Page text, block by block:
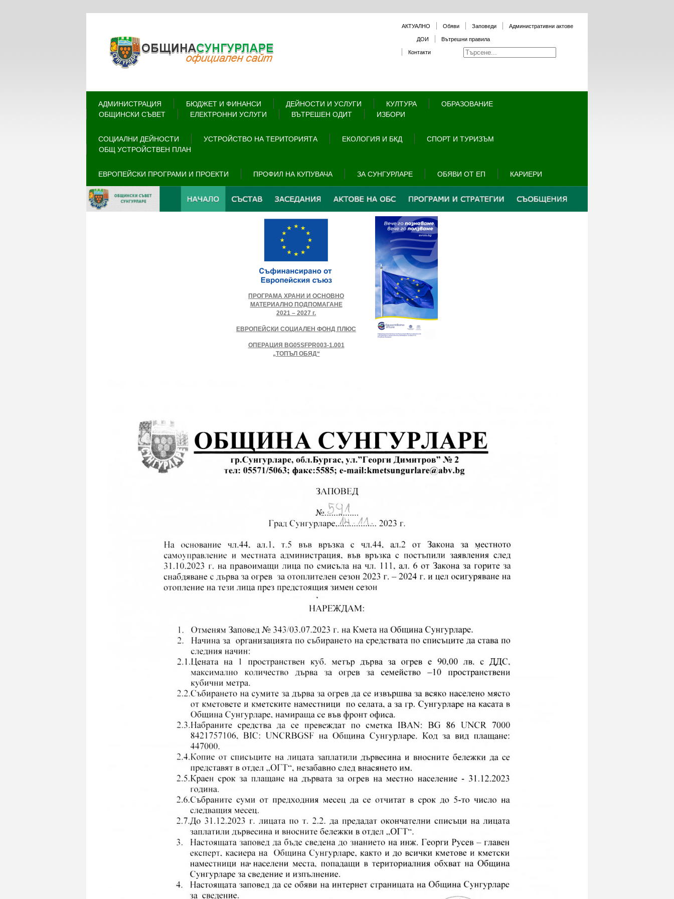
АКТУАЛНО Обяви Заповеди
Административни актове
ДОИ
Вътрешни правила
Контакти
АДМИНИСТРАЦИЯ БЮДЖЕТ И ФИНАНСИ ДЕЙНОСТИ И УСЛУГИ КУЛТУРА
ОБРАЗОВАНИЕ
ОБЩИНСКИ СЪВЕТ
ЕЛЕКТРОННИ УСЛУГИ ВЪТРЕШЕН ОДИТ ИЗБОРИ
СОЦИАЛНИ ДЕЙНОСТИ УСТРОЙСТВО НА ТЕРИТОРИЯТА ЕКОЛОГИЯ И БКД
СПОРТ И ТУРИЗЪМ
ОБЩ УСТРОЙСТВЕН ПЛАН
ЕВРОПЕЙСКИ ПРОГРАМИ И ПРОЕКТИ ПРОФИЛ НА КУПУВАЧА ЗА СУНГУРЛАРЕ ОБЯВИ ОТ ЕП КАРИЕРИ
ПРОГРАМА ХРАНИ И ОСНОВНО
МАТЕРИАЛНО ПОДПОМАГАНЕ
2021 – 2027 г.
ЕВРОПЕЙСКИ СОЦИАЛЕН ФОНД ПЛЮС
ОПЕРАЦИЯ BG05SFPR003-1.001
„ТОПЪЛ ОБЯД“